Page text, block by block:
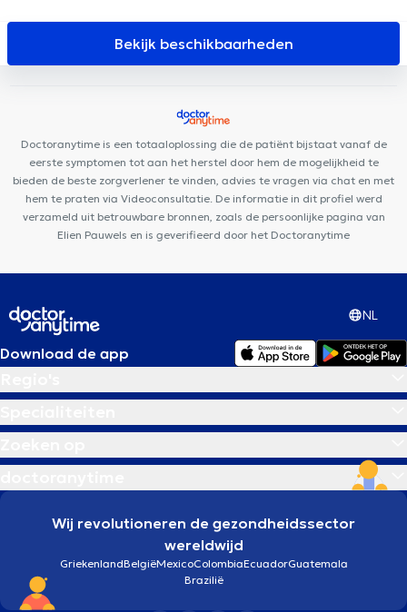
Tandartspraktijk 404 Zuid
DentUrgent Gent
Tandartsenpraktijk Sigiez
NeuroVP Gent
Bekijk beschikbaarheden
Doctoranytime is een totaaloplossing die de patiënt bijstaat vanaf de
eerste symptomen tot aan het herstel door hem de mogelijkheid te
bieden de beste zorgverlener te vinden, advies te vragen via chat en met
hem te praten via Videoconsultatie. De informatie in dit profiel werd
verzameld uit betrouwbare bronnen, zoals de persoonlijke pagina van
Elien Pauwels en is geverifieerd door het Doctoranytime
NL
Download de app
Wij revolutioneren de gezondheidssector
wereldwijd
GriekenlandBelgiëMexicoColombiaEcuadorGuatemala
Brazilië